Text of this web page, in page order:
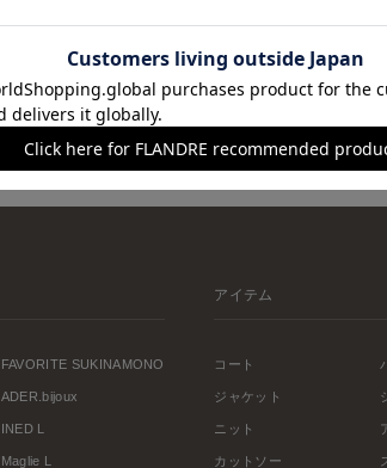
FAVORITE SUKINAMONO
ADER.bijoux
INED L
Maglie L
アイテム
コート
ジャケット
ニット
カットソー